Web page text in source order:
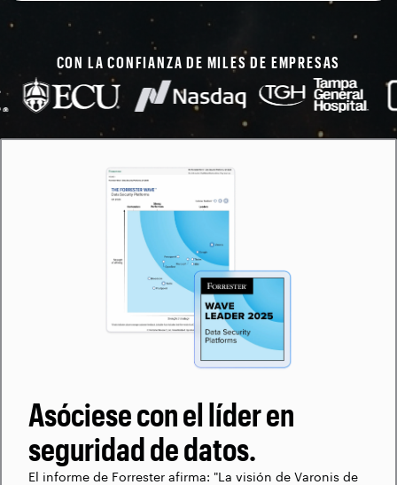
CON LA CONFIANZA DE MILES DE EMPRESAS
Asóciese con el líder en
seguridad de datos.
El informe de Forrester afirma: "La visión de Varonis de